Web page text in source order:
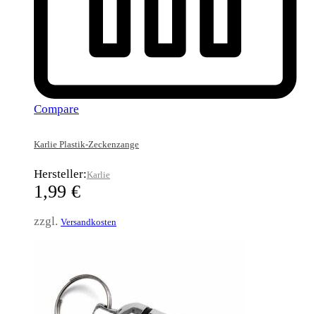
Compare
Karlie Plastik-Zeckenzange
Hersteller:Karlie
1,99 €
zzgl. Versandkosten